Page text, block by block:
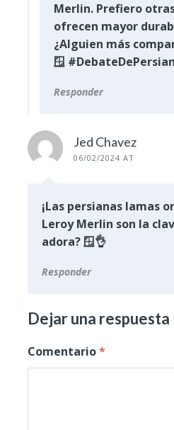
Merlin. Prefiero
ofrecen mayor
¿Alguien más
🪟
Responder
Jed Chavez
06/02/2024 AT
¡Las persianas lamas
Leroy Merlin son la
adora? 🪟👌
Responder
Dejar una respuesta
Comentario*